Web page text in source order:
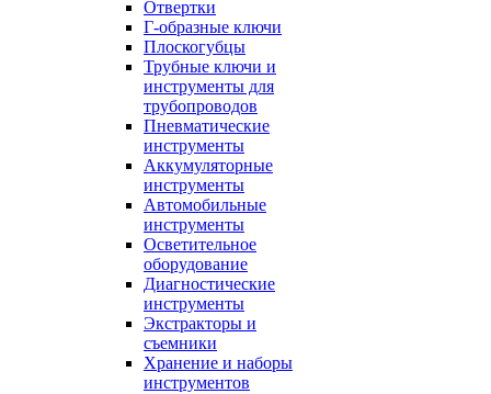
Отвертки
Г-образные ключи
Плоскогубцы
Трубные ключи и
инструменты для
трубопроводов
Пневматические
инструменты
Аккумуляторные
инструменты
Автомобильные
инструменты
Осветительное
оборудование
Диагностические
инструменты
Экстракторы и
съемники
Хранение и наборы
инструментов